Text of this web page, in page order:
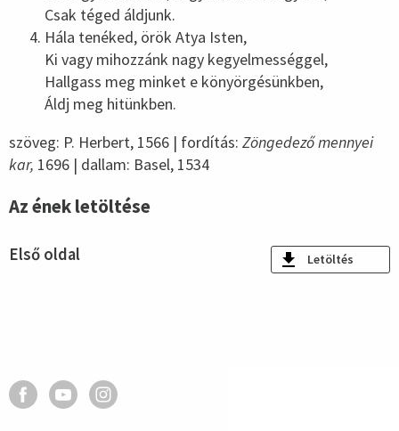
Csak téged áldjunk.
Hála tenéked, örök Atya Isten,
Ki vagy mihozzánk nagy kegyelmességgel,
Hallgass meg minket e könyörgésünkben,
Áldj meg hitünkben.
szöveg: P. Herbert, 1566 | fordítás: Zöngedező mennyei
kar, 1696 | dallam: Basel, 1534
Az ének letöltése
Első oldal Letöltés